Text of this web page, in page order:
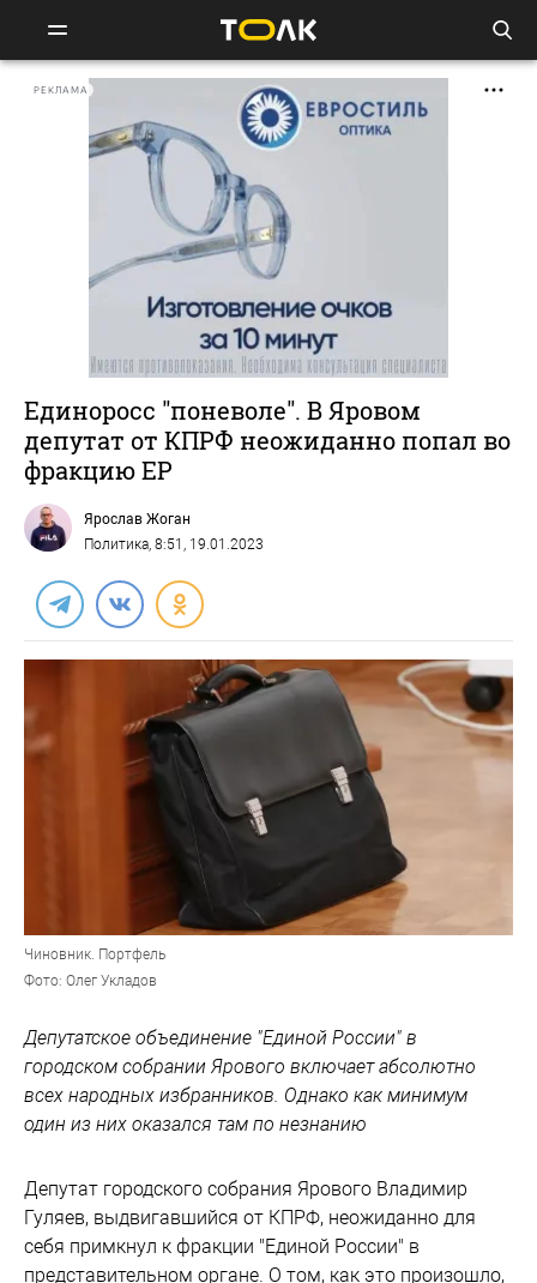
РЕКЛАМА
Единоросс "поневоле". В Яровом
депутат от КПРФ неожиданно попал во
фракцию ЕР
Ярослав Жоган
Политика, 8:51, 19.01.2023
Чиновник. Портфель
Фото: Олег Укладов
Депутатское объединение "Единой России" в
городском собрании Ярового включает абсолютно
всех народных избранников. Однако как минимум
один из них оказался там по незнанию
Депутат городского собрания Ярового Владимир
Гуляев, выдвигавшийся от КПРФ, неожиданно для
себя примкнул к фракции "Единой России" в
представительном органе. О том, как это произошло,